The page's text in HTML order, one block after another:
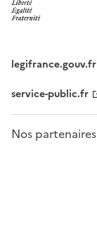
legifrance.gouv.fr
service-public.fr
Nos partenaires